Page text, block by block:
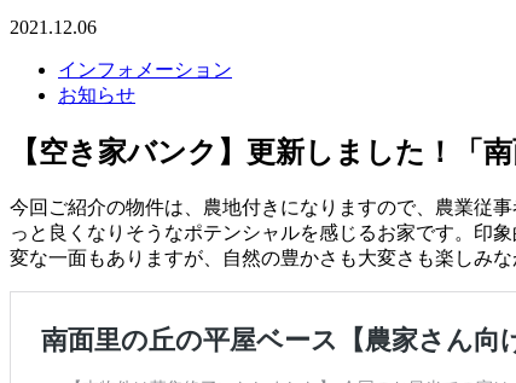
2021.12.06
インフォメーション
お知らせ
【空き家バンク】更新しました！「
今回ご紹介の物件は、農地付きになりますので、農業従
っと良くなりそうなポテンシャルを感じるお家です。印
変な一面もありますが、自然の豊かさも大変さも楽しみ